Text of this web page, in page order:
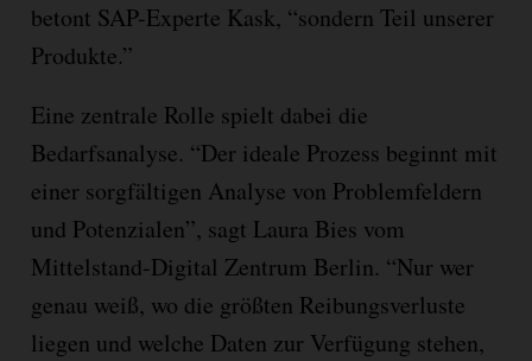
betont SAP-Experte Kask, “sondern Teil unserer
Produkte.”
Eine zentrale Rolle spielt dabei die
Bedarfsanalyse. “Der ideale Prozess beginnt mit
einer sorgfältigen Analyse von Problemfeldern
und Potenzialen”, sagt Laura Bies vom
Mittelstand-Digital Zentrum Berlin. “Nur wer
genau weiß, wo die größten Reibungsverluste
liegen und welche Daten zur Verfügung stehen,